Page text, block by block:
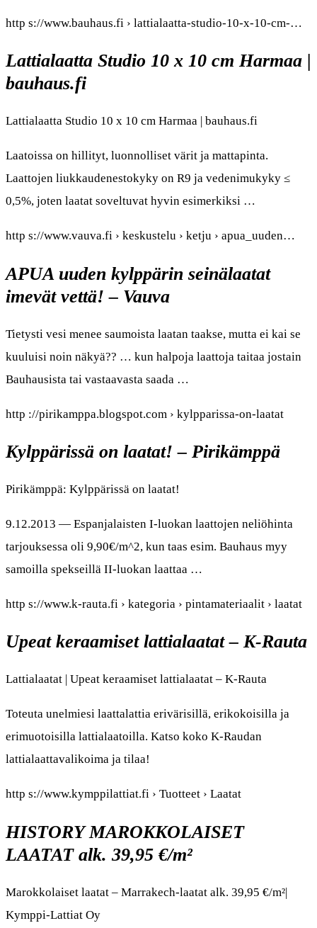
http s://www.bauhaus.fi › lattialaatta-studio-10-x-10-cm-…
Lattialaatta Studio 10 x 10 cm Harmaa |
bauhaus.fi
Lattialaatta Studio 10 x 10 cm Harmaa | bauhaus.fi
Laatoissa on hillityt, luonnolliset värit ja mattapinta.
Laattojen liukkaudenestokyky on R9 ja vedenimukyky ≤
0,5%, joten laatat soveltuvat hyvin esimerkiksi …
http s://www.vauva.fi › keskustelu › ketju › apua_uuden…
APUA uuden kylppärin seinälaatat
imevät vettä! – Vauva
Tietysti vesi menee saumoista laatan taakse, mutta ei kai se
kuuluisi noin näkyä?? … kun halpoja laattoja taitaa jostain
Bauhausista tai vastaavasta saada …
http ://pirikamppa.blogspot.com › kylpparissa-on-laatat
Kylppärissä on laatat! – Pirikämppä
Pirikämppä: Kylppärissä on laatat!
9.12.2013 — Espanjalaisten I-luokan laattojen neliöhinta
tarjouksessa oli 9,90€/m^2, kun taas esim. Bauhaus myy
samoilla spekseillä II-luokan laattaa …
http s://www.k-rauta.fi › kategoria › pintamateriaalit › laatat
Upeat keraamiset lattialaatat – K-Rauta
Lattialaatat | Upeat keraamiset lattialaatat – K-Rauta
Toteuta unelmiesi laattalattia erivärisillä, erikokoisilla ja
erimuotoisilla lattialaatoilla. Katso koko K-Raudan
lattialaattavalikoima ja tilaa!
http s://www.kymppilattiat.fi › Tuotteet › Laatat
HISTORY MAROKKOLAISET
LAATAT alk. 39,95 €/m²
Marokkolaiset laatat – Marrakech-laatat alk. 39,95 €/m²|
Kymppi-Lattiat Oy